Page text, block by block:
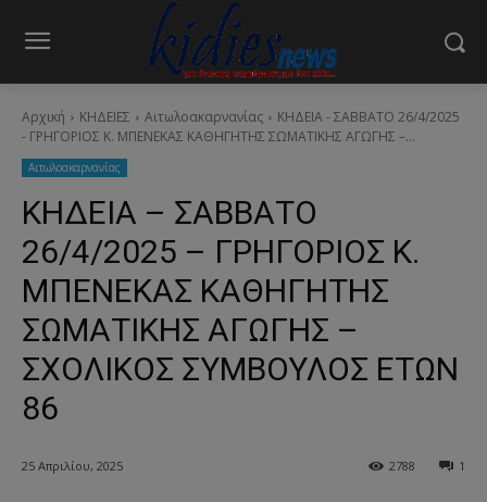
Αρχική ΚΗΔΕΙΕΣ Aιτωλοακαρνανίας
ΚΗΔΕΙΑ - ΣΑΒΒΑΤΟ 26/4/2025
- ΓΡΗΓΟΡΙΟΣ Κ. ΜΠΕΝΕΚΑΣ ΚΑΘΗΓΗΤΗΣ ΣΩΜΑΤΙΚΗΣ ΑΓΩΓΗΣ –...
Aιτωλοακαρνανίας
ΚΗΔΕΙΑ – ΣΑΒΒΑΤΟ
26/4/2025 – ΓΡΗΓΟΡΙΟΣ Κ.
ΜΠΕΝΕΚΑΣ ΚΑΘΗΓΗΤΗΣ
ΣΩΜΑΤΙΚΗΣ ΑΓΩΓΗΣ –
ΣΧΟΛΙΚΟΣ ΣΥΜΒΟΥΛΟΣ ΕΤΩΝ
86
25 Απριλίου, 2025 1
2788